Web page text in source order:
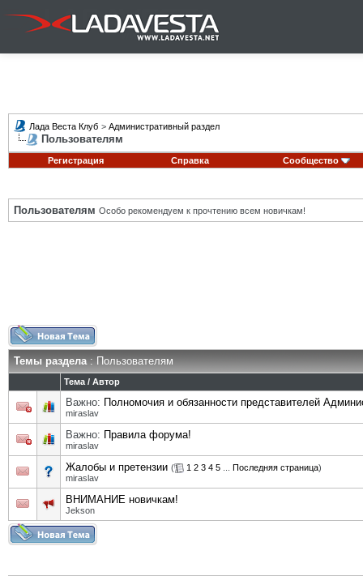
Лада Веста Клуб > Административный раздел
Пользователям
Регистрация Справка Сообщество
Пользователям Особо рекомендуем к прочтению всем новичкам!
Темы раздела: Пользователям
Тема / Автор
Важно: Полномочия и обязанности представителей
miraslav
Важно: Правила форума!
miraslav
Жалобы и претензии ( 1 2 3 4 5 Последняя страница)
miraslav
ВНИМАНИЕ новичкам!
Jekson